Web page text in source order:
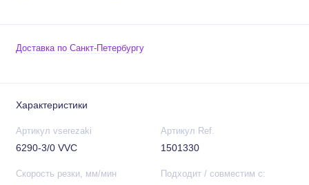
Доставка по Санкт-Петербургу
Характеристики
Артикул vserezaki
6290-3/0 VVC
Артикул Ref.
1501330
Скорость резки, мм/мин Подходит / совместим с: